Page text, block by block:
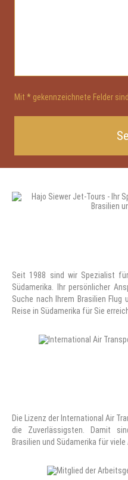
Mit* gekennzeichnete Felder
Bitte
Seit 1988 sind wir Spezialist für
Südamerika. Ihr persönlicher
Suche nach Ihrem Brasilien
Reise in Südamerika für Sie
Die Lizenz der International Air
die Zuverlässigsten. Damit
Brasilien und Südamerika für